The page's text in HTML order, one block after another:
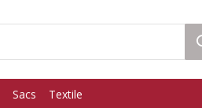
Sacs Textile